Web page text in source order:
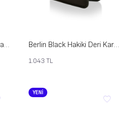
Berlin Brown Hakiki Deri Kartlık Berlin Black Hakiki Deri Kartlık
1.043 TL
YENİ